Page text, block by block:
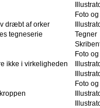
Foto
dræbt af orker
tegneserie
Tegner
Foto
ikke i virkeligheden
Foto